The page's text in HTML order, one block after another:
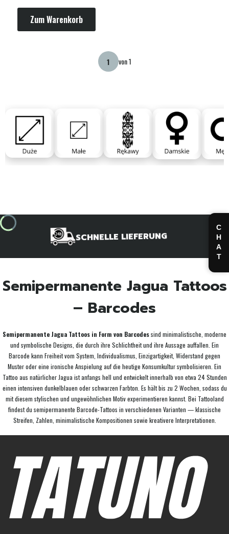
CHAT
Zum Warenkorb
von 1
SCHNELLE LIEFERUNG
Semipermanente Jagua Tattoos
– Barcodes
Semipermanente Jagua Tattoos in Form von Barcodessind minimalistische, moderne
und symbolische Designs, die durch ihre Schlichtheit und ihre Aussage auffallen. Ein
Barcode kann Freiheit vom System, Individualismus, Einzigartigkeit, Widerstand gegen
Muster oder eine ironische Anspielung auf die heutige Konsumkultur symbolisieren. Ein
Tattoo aus natürlicher Jagua ist anfangs hell und entwickelt innerhalb von etwa 24 Stunden
einen intensiven dunkelblauen oder schwarzen Farbton. Es hält bis zu 2 Wochen, sodass du
mit diesem stylischen und ungewöhnlichen Motiv experimentieren kannst. Bei Tattooland
findest du semipermanente Barcode-Tattoos in verschiedenen Varianten — klassische
Streifen, Zahlen, minimalistische Kompositionen sowie kreativere Interpretationen.